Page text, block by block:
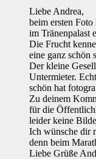
Liebe Andrea,
beim ersten Foto
im Tränenpalast
Die Frucht
eine ganz schön
Der kleine
Untermieter.
schön hat
Zu deinem
für die
leider keine
Ich wünsche dir
denn beim
Liebe Grüße